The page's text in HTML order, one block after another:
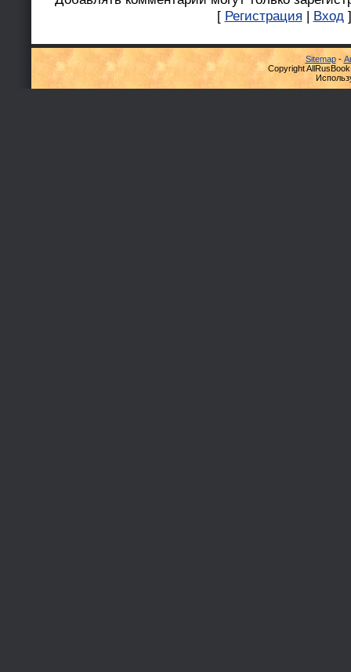
[ Регистрация | Вход]
Sitemap-
Copyright